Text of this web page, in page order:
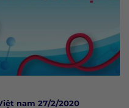
nam 27/2/2020